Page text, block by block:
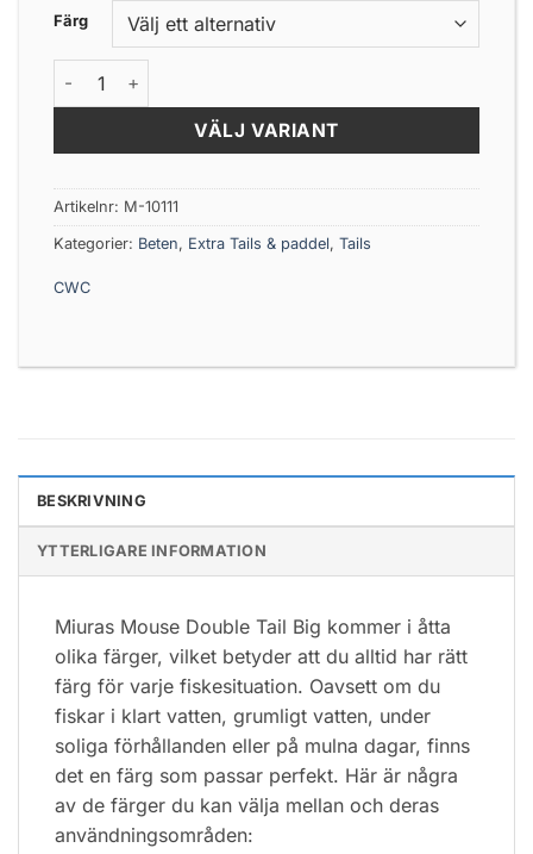
Färg
Miuras Mouse Double Tail Big mängd
VÄLJ VARIANT
Artikelnr: M-10111
Kategorier: Beten, Extra Tails & paddel, Tails
CWC
BESKRIVNING
YTTERLIGARE INFORMATION
Miuras Mouse Double Tail Big kommer i åtta
olika färger, vilket betyder att du alltid har rätt
färg för varje fiskesituation. Oavsett om du
fiskar i klart vatten, grumligt vatten, under
soliga förhållanden eller på mulna dagar, finns
det en färg som passar perfekt. Här är några
av de färger du kan välja mellan och deras
användningsområden: